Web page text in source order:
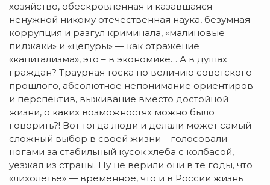
хозяйство, обескровленная и казавшаяся
ненужной никому отечественная наука, безумная
коррупция и разгул криминала, «малиновые
пиджаки» и «цепуры» — как отражение
«капитализма», это – в экономике… А в душах
граждан? Траурная тоска по величию советского
прошлого, абсолютное непонимание ориентиров
и перспектив, выживание вместо достойной
жизни, о каких возможностях можно было
говорить?! Вот тогда люди и делали может самый
сложный выбор в своей жизни – голосовали
ногами за стабильный кусок хлеба с колбасой,
уезжая из страны. Ну не верили они в те годы, что
«лихолетье» — временное, что и в России жизнь